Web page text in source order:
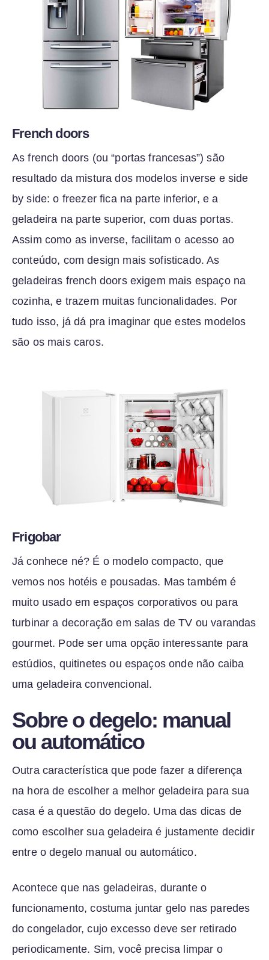
French doors
As french doors (ou “portas francesas”) são
resultado da mistura dos modelos inverse e side
by side: o freezer fica na parte inferior, e a
geladeira na parte superior, com duas portas.
Assim como as inverse, facilitam o acesso ao
conteúdo, com design mais sofisticado. As
geladeiras french doors exigem mais espaço na
cozinha, e trazem muitas funcionalidades. Por
tudo isso, já dá pra imaginar que estes modelos
são os mais caros.
Frigobar
Já conhece né? É o modelo compacto, que
vemos nos hotéis e pousadas. Mas também é
muito usado em espaços corporativos ou para
turbinar a decoração em salas de TV ou varandas
gourmet. Pode ser uma opção interessante para
estúdios, quitinetes ou espaços onde não caiba
uma geladeira convencional.
Sobre o degelo: manual
ou automático
Outra característica que pode fazer a diferença
na hora de escolher a melhor geladeira para sua
casa é a questão do degelo. Uma das dicas de
como escolher sua geladeira é justamente decidir
entre o degelo manual ou automático.
Acontece que nas geladeiras, durante o
funcionamento, costuma juntar gelo nas paredes
do congelador, cujo excesso deve ser retirado
periodicamente. Sim, você precisa limpar o